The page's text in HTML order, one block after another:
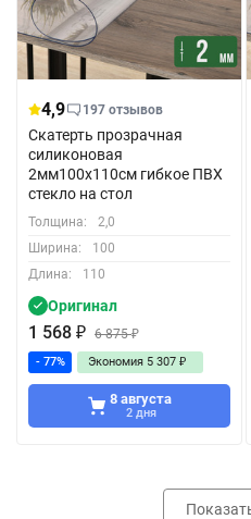
4,9 197 отзывов
Скатерть прозрачная
силиконовая
2мм100x110см гибкое ПВХ
стекло на стол
Толщина:
2,0
Ширина:
100
Длина:
110
Оригинал
1 568 ₽ 6 875₽
- 77% Экономия 5 307 ₽
8 августа
2 дня